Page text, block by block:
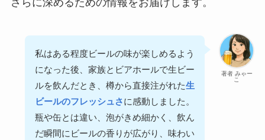
さらに深めるための情報をお届けします。
著者 みゃー
こ
私はある程度ビールの味が楽しめるよう
になった後、家族とビアホールで生ビー
ルを飲んだとき、樽から直接注がれた生
ビールのフレッシュさに感動しました。
瓶や缶とは違い、泡がきめ細かく、飲ん
だ瞬間にビールの香りが広がり、味わい